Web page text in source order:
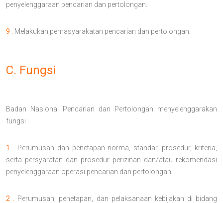
penyelenggaraan pencarian dan pertolongan.
9 . Melakukan pemasyarakatan pencarian dan pertolongan.
C. Fungsi
Badan Nasional Pencarian dan Pertolongan menyelenggarakan
fungsi :
1 . Perumusan dan penetapan norma, standar, prosedur, kriteria,
serta persyaratan dan prosedur perizinan dan/atau rekomendasi
penyelenggaraan operasi pencarian dan pertolongan.
2 . Perumusan, penetapan, dan pelaksanaan kebijakan di bidang